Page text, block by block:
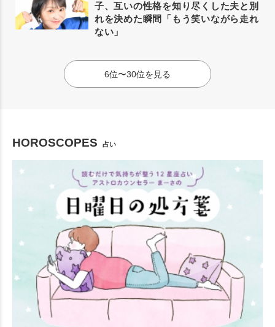
子、互いの性格を知り尽くした夫と別
れを決めた瞬間「もう笑いながら走れ
ない」
6位〜30位を見る
HOROSCOPES 占い